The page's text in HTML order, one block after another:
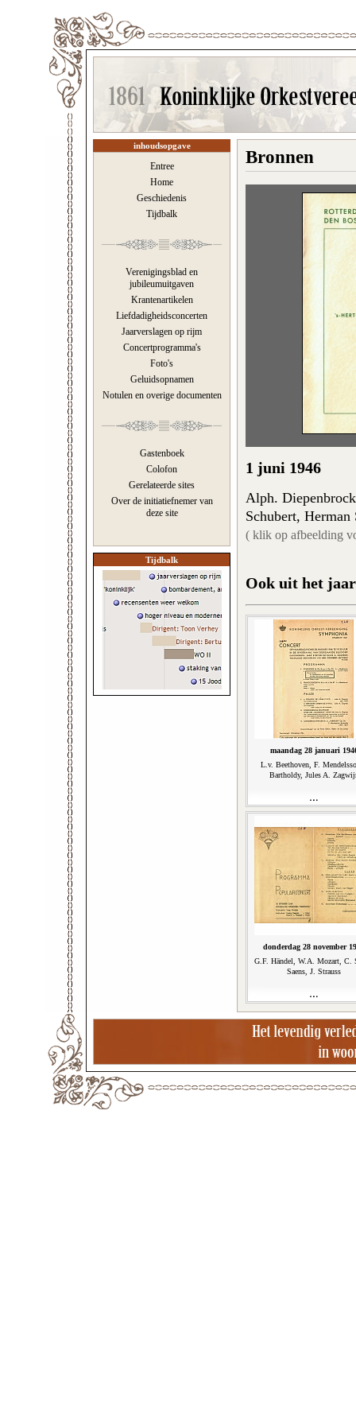
inhoudsopgave
Entree
Home
Geschiedenis
Tijdbalk
Verenigingsblad en
jubileumuitgaven
Krantenartikelen
Liefdadigheidsconcerten
Jaarverslagen op rijm
Concertprogramma's
Foto's
Geluidsopnamen
Notulen en overige documenten
Gastenboek
Colofon
Gerelateerde sites
Over de initiatiefnemer van
deze site
Tijdbalk
Bronnen
1 juni 1946
Alph.
Schubert,
( klik op afbeelding
Ook uit het
maandag 28 januari
L.v. Beethoven, F.
Bartholdy, Jules A.
donderdag 28 november
G.F. Händel, W.A. Mozart, C.
Saens, J. Strauss